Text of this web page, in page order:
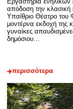
απόδοση την κλασική
Υπαίθριο Θέατρο του
μοντέρνα εκδοχή της
γυναίκες
δημόσιου…
περισσότερα